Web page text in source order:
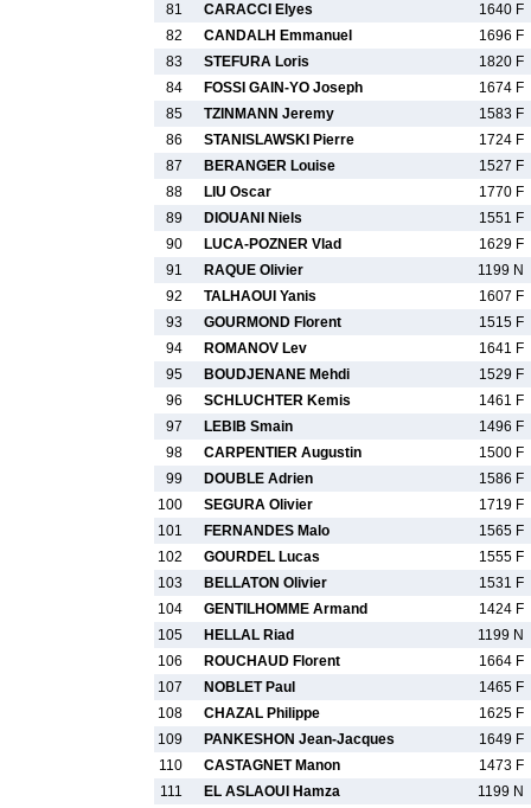
81
CARACCI Elyes 1640 F
82
CANDALH Emmanuel 1696 F
83
STEFURA Loris 1820 F
84
FOSSI GAIN-YO Joseph 1674 F
85
TZINMANN Jeremy 1583 F
86
STANISLAWSKI Pierre 1724 F
87
BERANGER Louise
1527 F
88
LIU Oscar 1770 F
89
DIOUANI Niels 1551 F
90
LUCA-POZNER Vlad 1629 F
91
RAQUE Olivier 1199 N
92
TALHAOUI Yanis 1607 F
93
GOURMOND Florent
1515 F
94
ROMANOV Lev 1641 F
95
BOUDJENANE Mehdi 1529 F
96
SCHLUCHTER Kemis 1461 F
97
LEBIB Smain 1496 F
98
CARPENTIER Augustin 1500 F
99
DOUBLE Adrien 1586 F
100
SEGURA Olivier 1719 F
101
FERNANDES Malo 1565 F
102
GOURDEL Lucas 1555 F
103
BELLATON Olivier 1531 F
104
GENTILHOMME Armand 1424 F
105
HELLAL Riad 1199 N
106
ROUCHAUD Florent 1664 F
107
NOBLET Paul 1465 F
108
CHAZAL Philippe 1625 F
109
PANKESHON Jean-Jacques
1649 F
110
CASTAGNET Manon
1473 F
111
EL ASLAOUI Hamza
1199 N